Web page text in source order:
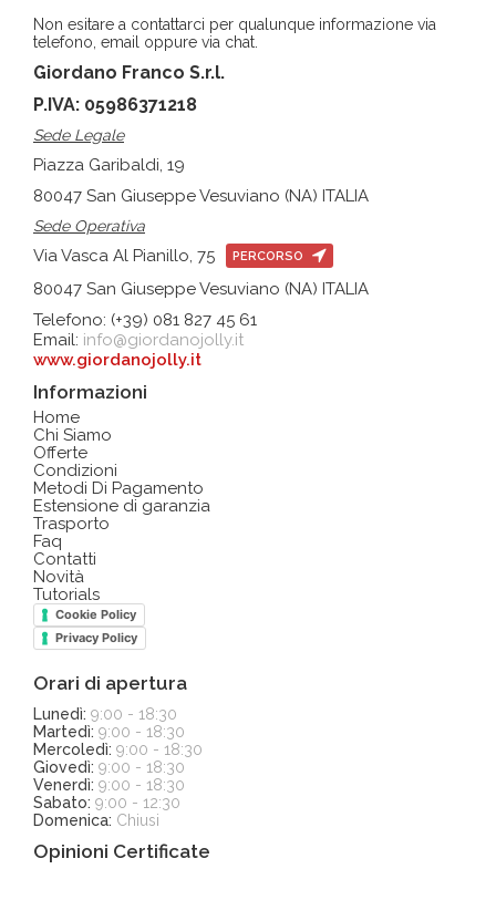
Non esitare a contattarci per qualunque informazione via
telefono, email oppure via chat.
Giordano Franco S.r.l.
P.IVA: 05986371218
Sede Legale
Piazza Garibaldi, 19
80047 San Giuseppe Vesuviano (NA) ITALIA
Sede Operativa
Via Vasca Al Pianillo, 75 PERCORSO
80047 San Giuseppe Vesuviano (NA) ITALIA
Telefono: (+39) 081 827 45 61
Email: info@giordanojolly.it
www.giordanojolly.it
Informazioni
Home
Chi Siamo
Offerte
Condizioni
Metodi Di Pagamento
Estensione di garanzia
Trasporto
Faq
Contatti
Novità
Tutorials
Cookie Policy
Privacy Policy
Orari di apertura
Lunedì: 9:00 - 18:30
Martedì: 9:00 - 18:30
Mercoledì: 9:00 - 18:30
Giovedì: 9:00 - 18:30
Venerdì: 9:00 - 18:30
Sabato: 9:00 - 12:30
Domenica: Chiusi
Opinioni Certificate